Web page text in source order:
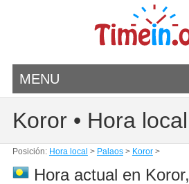
MENU
Koror • Hora local
Posición: Hora local > Palaos> Koror>
Hora actual en Koror,